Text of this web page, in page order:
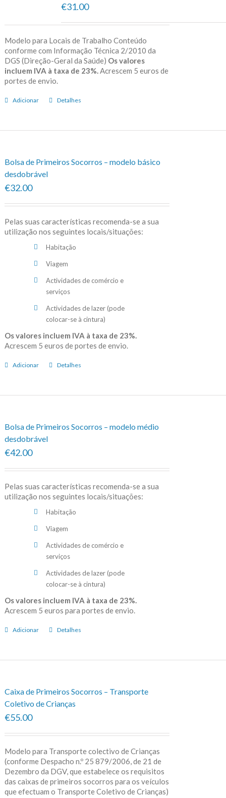
€31.00
Modelo para Locais de Trabalho Conteúdo
conforme com Informação Técnica 2/2010 da
DGS (Direção-Geral da Saúde) Os valores
incluem IVA à taxa de 23%. Acrescem 5 euros de
portes de envio.
Adicionar Detalhes
Bolsa de Primeiros Socorros – modelo básico
desdobrável
€32.00
Pelas suas características recomenda-se a sua
utilização nos seguintes locais/situações:
Habitação
Viagem
Actividades de comércio e
serviços
Actividades de lazer (pode
colocar-se à cintura)
Os valores incluem IVA à taxa de 23%.
Acrescem 5 euros de portes de envio.
Adicionar Detalhes
Bolsa de Primeiros Socorros – modelo médio
desdobrável
€42.00
Pelas suas características recomenda-se a sua
utilização nos seguintes locais/situações:
Habitação
Viagem
Actividades de comércio e
serviços
Actividades de lazer (pode
colocar-se à cintura)
Os valores incluem IVA à taxa de 23%.
Acrescem 5 euros para portes de envio.
Adicionar Detalhes
Caixa de Primeiros Socorros – Transporte
Coletivo de Crianças
€55.00
Modelo para Transporte colectivo de Crianças
(conforme Despacho n.º 25 879/2006, de 21 de
Dezembro da DGV, que estabelece os requisitos
das caixas de primeiros socorros para os veículos
que efectuam o Transporte Coletivo de Crianças)